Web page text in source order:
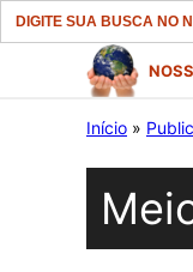
Search
for:
conteúdo
Início »